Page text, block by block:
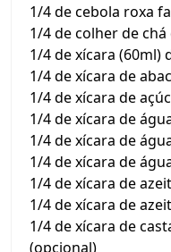
1/4 de cebola roxa
1/4 de colher de chá
1/4 de xícara (60ml)
1/4 de xícara de
1/4 de xícara de
1/4 de xícara de
1/4 de xícara de
1/4 de xícara de
1/4 de xícara de
1/4 de xícara de
1/4 de xícara de
(opcional)